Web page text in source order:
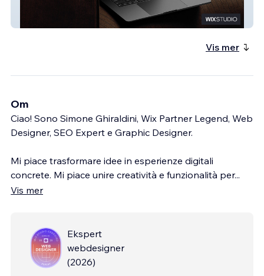
Vis mer
Om
Ciao! Sono Simone Ghiraldini, Wix Partner Legend, Web
Designer, SEO Expert e Graphic Designer.
Mi piace trasformare idee in esperienze digitali
concrete. Mi piace unire creatività e funzionalità per...
Vis mer
Ekspert
webdesigner
(2026)